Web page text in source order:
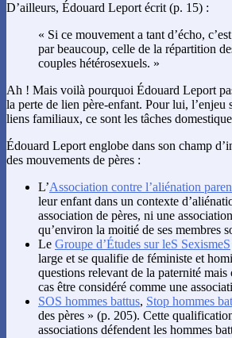
D’ailleurs, Édouard Leport écrit (p. 15) :
« Si ce mouvement a tant d’écho,
par beaucoup, celle de la répartition
couples hétérosexuels. »
Ah ! Mais voilà pourquoi Édouard Leport
la perte de lien père-enfant. Pour lui, l’enjeu
liens familiaux, ce sont les tâches
Édouard Leport englobe dans son champ
des mouvements de pères :
L’Association contre l’aliénation
leur enfant dans un contexte
association de pères, ni une
qu’environ la moitié de ses membres
Le Groupe d’Études sur leS SexismeS
large et se qualifie de féministe et
questions relevant de la paternité
cas être considéré comme une
SOS hommes battus, Stop hommes
des pères » (p. 205). Cette
associations défendent les hommes